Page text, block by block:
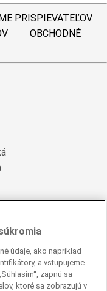
PRISPIEVATEĽOV
OBCHODNÉ
údaje, ako napríklad
a vstupujeme
zapnú sa
ktoré sa zobrazujú v